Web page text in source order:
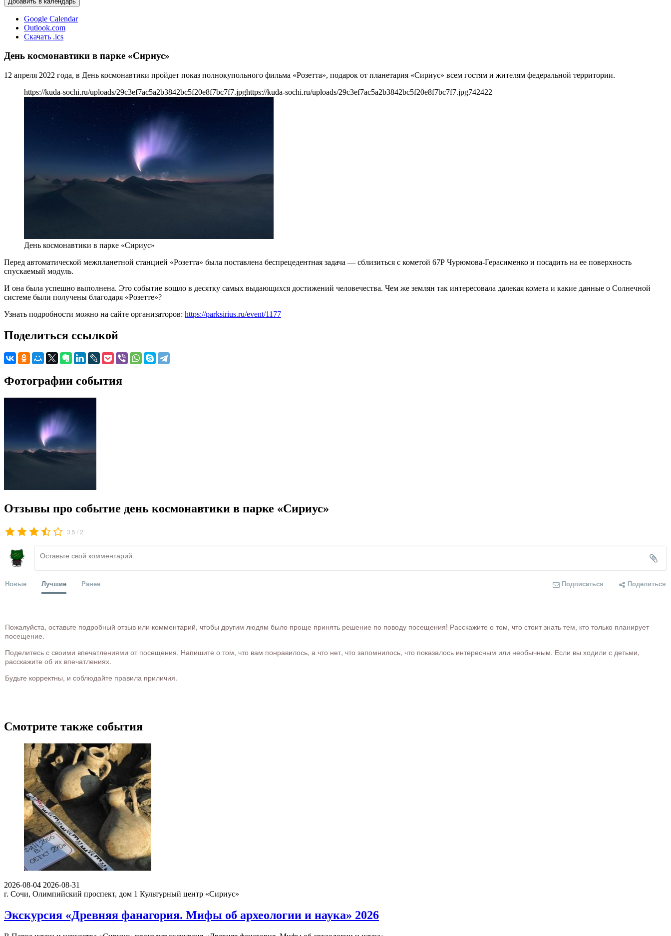
Google Calendar
Outlook.com
Скачать .ics
День космонавтики в парке «Сириус»
12 апреля 2022 года, в День космонавтики пройдет показ полнокупольного фильма «Розетта», подарок от планетария «Сириус» всем гостям и жителям федеральной территории.
https://kuda-sochi.ru/uploads/29c3ef7ac5a2b3842bc5f20e8f7bc7f7.jpghttps://kuda-sochi.ru/uploads/29c3ef7ac5a2b3842bc5f20e8f7bc7f7.jpg742422
День космонавтики в парке «Сириус»
Перед автоматической межпланетной станцией «Розетта» была поставлена беспрецедентная задача — сблизиться с кометой 67Р Чурюмова-Герасименко и посадить на ее поверхность
спускаемый модуль.
И она была успешно выполнена. Это событие вошло в десятку самых выдающихся достижений человечества. Чем же землян так интересовала далекая комета и какие данные о Солнечной
системе были получены благодаря «Розетте»?
Узнать подробности можно на сайте организаторов: https://parksirius.ru/event/1177
Поделиться ссылкой
Фотографии события
Отзывы про событие день космонавтики в парке «Сириус»
3.5 /2
Новые Лучшие Ранее Подписаться Поделиться
Пожалуйста, оставьте подробный отзыв или комментарий, чтобы другим людям было проще принять решение по поводу посещения! Расскажите о том, что стоит знать тем, кто только планирует
посещение.
Поделитесь с своими впечатлениями от посещения. Напишите о том, что вам понравилось, а что нет, что запомнилось, что показалось интересным или необычным. Если вы ходили с детьми,
расскажите об их впечатлениях.
Будьте корректны, и соблюдайте правила приличия.
Смотрите также события
2026-08-04 2026-08-31
г. Сочи, Олимпийский проспект, дом 1 Культурный центр «Сириус»
Экскурсия «Древняя фанагория. Мифы об археологии и наука» 2026